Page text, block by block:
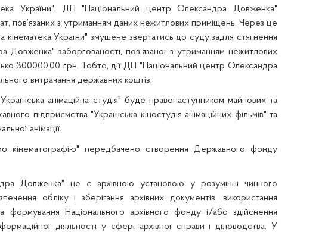
України". ДП "Національний центр Олександра Довженка"
пов’язаних з утриманням даних нежитлових приміщень. Через це
кінематека України" змушене звертатись до суду задля стягнення
заборгованості, пов’язаної з утриманням нежитлових
300000,00 грн. Тобто, дії ДП "Національний центр Олександра
витрачання державних коштів.
анімаційна студія" буде правонаступником майнових та
підприємства "Українська кіностудія анімаційних фільмів" та
анімації.
кінематографію" передбачено створення Державного фонду
Довженка" не є архівною установою у розумінні чинного
обліку і зберігання архівних документів, використання
формування Національного архівного фонду і/або здійснення
діяльності у сфері архівної справи і діловодства. У